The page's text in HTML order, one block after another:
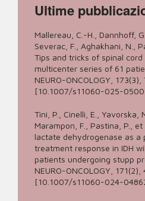
Ultime
Mallereau, C.-H., Dannhoff,
Severac, F., Aghakhani, N.,
Tips and tricks of spinal
multicenter series of 61
NEURO-ONCOLOGY,
[10.1007/s11060-025-
Tini, P., Cinelli, E., Yavorska,
Marampon, F., Pastina, P.,
lactate dehydrogenase as a
treatment response in IDH
patients undergoing stupp
NEURO-ONCOLOGY, 171(2),
[10.1007/s11060-024-